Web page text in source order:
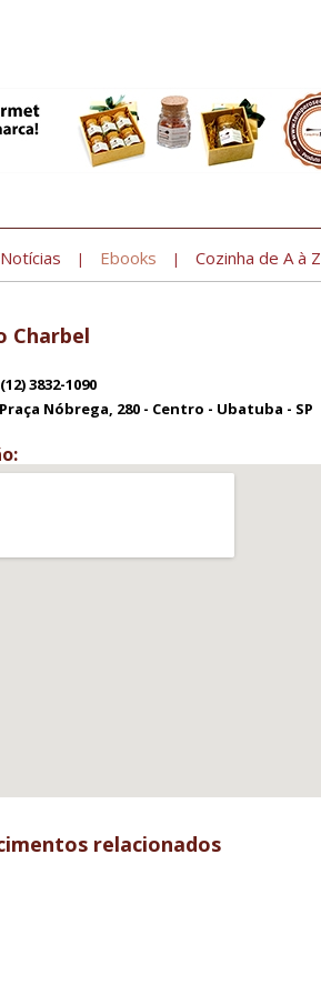
Notícias | Ebooks | Cozinha de A à Z
Charbel
(12) 3832-1090
Praça Nóbrega, 280 - Centro - Ubatuba - SP
relacionados